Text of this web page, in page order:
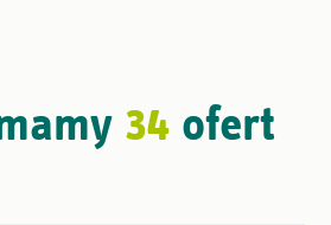
34 ofert